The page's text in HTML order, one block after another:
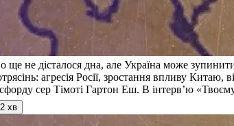
ще не дісталося дна, але Україна може
агресія Росії, зростання впливу
сер Тімоті Гартон Еш. В інтерв’ю «
хв